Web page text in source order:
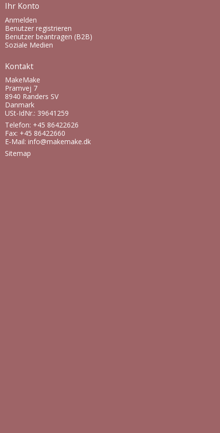
Ihr Konto
Anmelden
Benutzer registrieren
Benutzer beantragen (B2B)
Soziale Medien
Kontakt
MakeMake
Pramvej 7
8940 Randers SV
Danmark
USt-IdNr.: 39641259
Telefon: +45 86422626
Fax: +45 86422660
E-Mail: info@makemake.dk
Sitemap